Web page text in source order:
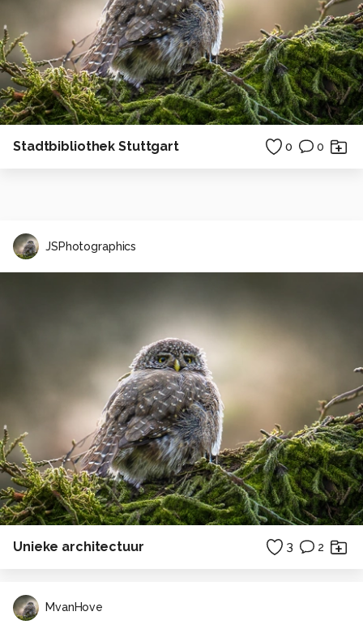
Stadtbibliothek Stuttgart 0 0
JSPhotographics
Unieke architectuur 3 2
MvanHove